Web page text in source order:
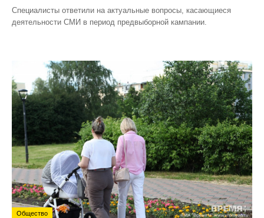
Специалисты ответили на актуальные вопросы, касающиеся
деятельности СМИ в период предвыборной кампании.
Общество